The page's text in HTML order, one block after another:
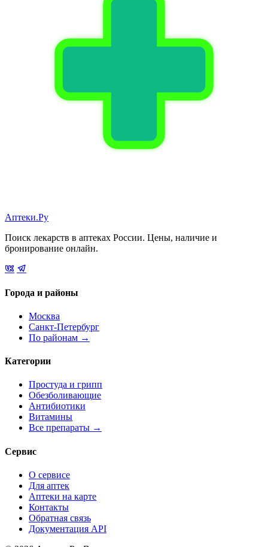
Аптеки.Ру
Поиск лекарств в аптеках России. Цены, наличие и
бронирование онлайн.
Города и районы
Москва
Санкт-Петербург
По районам →
Категории
Простуда и грипп
Обезболивающие
Антибиотики
Витамины
Все препараты →
Сервис
О сервисе
Для аптек
Аптеки на карте
Контакты
Обратная связь
Документация API